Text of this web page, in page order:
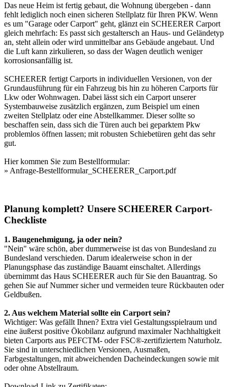
Das neue Heim ist fertig gebaut, die Wohnung übergeben - dann
fehlt lediglich noch einen sicheren Stellplatz für Ihren PKW. Wenn
es um "Garage oder Carport" geht, glänzt ein SCHEERER Carport
gleich mehrfach: Es passt sich gestaltersch an Haus- und Geländetyp
an, steht allein oder wird unmittelbar ans Gebäude angebaut. Und
die Luft kann zirkulieren, so dass der Wagen deutlich weniger
korrosionsanfällig ist.
SCHEERER fertigt Carports in individuellen Versionen, von der
Grundausführung für ein Fahrzeug bis hin zu höheren Carports für
Lkw oder Wohnwagen. Dabei lässt sich ein Carport unserer
Systembauweise zusätzlich ergänzen, zum Beispiel um einen
zweiten Stellplatz oder eine Abstellkammer. Dieser sollte so
beschaffen sein, dass sich die Türen auch bei geparktem Pkw
problemlos öffnen lassen; mit robusten Schiebetüren geht das sehr
gut.
Hier kommen Sie zum Bestellformular:
» Anfrage-Bestellformular_SCHEERER_Carport.pdf
Planung komplett? Unsere SCHEERER Carport-
Checkliste
1. Baugenehmigung, ja oder nein?
"Nein" wäre schön, aber dummerweise ist das von Bundesland zu
Bundesland verschieden. Darum idealerweise schon in der
Planungsphase das zuständige Bauamt einschaltet. Allerdings
übernimmt das Haus SCHEERER auch für Sie den Bauantrag. So
gehen Sie auf Nummer sicher und vermeiden teure Rückbauten oder
Geldbußen.
2. Aus welchem Material sollte ein Carport sein?
Wichtiger: Was gefällt Ihnen? Extra viel Gestaltungsspielraum und
eine äußerst positive Ökobilanz aufgrund maximaler Nachhaltigkeit
bieten Carports aus PEFCTM- oder FSC®-zertifiziertem Naturholz.
Sie sind in unterschiedlichen Versionen, Ausmaßen,
Farbgestaltungen, mit abweichenden Dacheindeckungen sowie mit
oder ohne Abstellraum.